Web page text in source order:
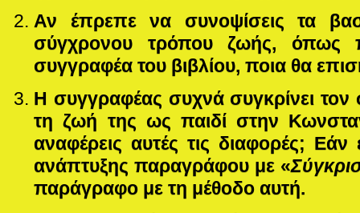
Αν έπρεπε να συνοψίσεις τα
σύγχρονου τρόπου ζωής, όπως
συγγραφέα του βιβλίου, ποια θα
Η συγγραφέας συχνά συγκρίνει
τη ζωή της ως παιδί στην
αναφέρεις αυτές τις διαφορές; Εάν
ανάπτυξης παραγράφου με «
παράγραφο με τη μέθοδο αυτή.